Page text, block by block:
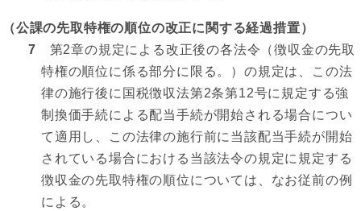
（公課の先取特権の順位の改正に関する経過措置）
7 第2章の規定による改正後の各法令（徴収金の先取
特権の順位に係る部分に限る。）の規定は、この法
律の施行後に国税徴収法第2条第12号に規定する強
制換価手続による配当手続が開始される場合につい
て適用し、この法律の施行前に当該配当手続が開始
されている場合における当該法令の規定に規定する
徴収金の先取特権の順位については、なお従前の例
による。